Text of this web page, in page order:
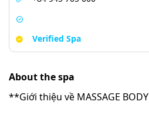
Verified Spa
About the spa
**Giới thiệu về MASSAGE